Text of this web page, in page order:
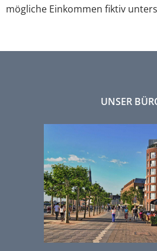
mögliche Einkommen fiktiv
UNSER